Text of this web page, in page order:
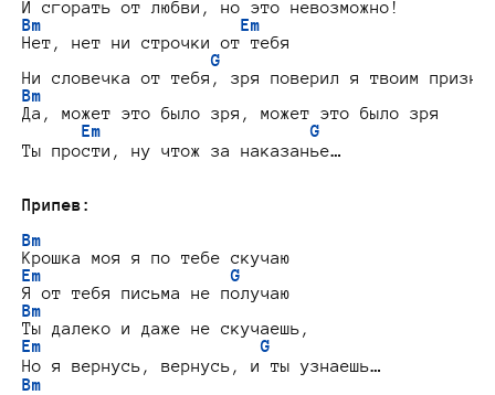
Bm                    Em
Нет, нет ни строчки от тебя
G
Bm
Да, может это было зря, может это было зря
Em                     G
Ты прости, ну чтож за наказанье…
Припев:
Bm
Em                   G
Bm
Em                      G
Bm